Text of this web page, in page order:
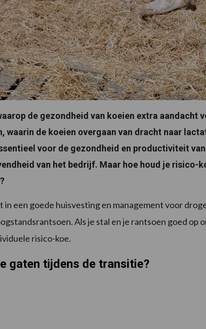
de gezondheid van koeien extra aandacht
waarin de koeien overgaan van dracht naar
voor de gezondheid en productiviteit
van het bedrijf. Maar hoe houd je risico-
een goede huisvesting en management voor
Als je stal en je rantsoen goed op
risico-koe.
gaten tijdens de transitie?